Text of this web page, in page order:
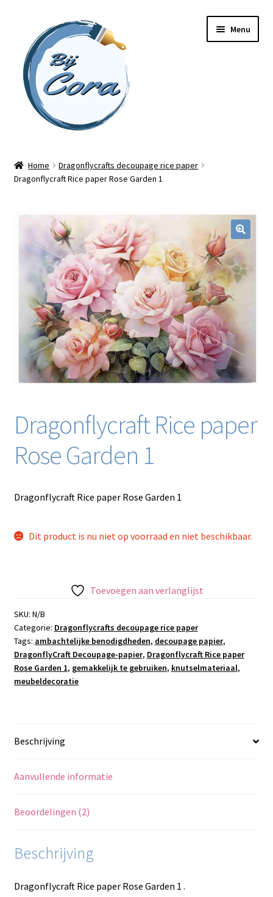
naar
navigatie
inhoud
Menu
Workshops
Online cursussen
Shop
Blog / DIY / Tutorials
Over mij
Contact
Home
Dragonflycrafts decoupage rice paper
Dragonflycraft Rice paper Rose Garden 1
Dragonflycraft Rice paper
Rose Garden 1
Dragonflycraft Rice paper Rose Garden 1
Dit product is nu niet op voorraad en niet beschikbaar.
Toevoegen aan verlanglijst
SKU: N/B
Categorie: Dragonflycrafts decoupage rice paper
Tags: ambachtelijke benodigdheden, decoupage papier,
DragonflyCraft Decoupage-papier, Dragonflycraft Rice paper
Rose Garden 1, gemakkelijk te gebruiken, knutselmateriaal,
meubeldecoratie
Beschrijving
Aanvullende informatie
Beoordelingen (2)
Beschrijving
Dragonflycraft Rice paper Rose Garden 1 .